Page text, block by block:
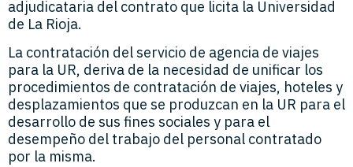
adjudicataria del contrato que licita la Universidad
de La Rioja.
La contratación del servicio de agencia de viajes
para la UR, deriva de la necesidad de unificar los
procedimientos de contratación de viajes, hoteles y
desplazamientos que se produzcan en la UR para el
desarrollo de sus fines sociales y para el
desempeño del trabajo del personal contratado
por la misma.